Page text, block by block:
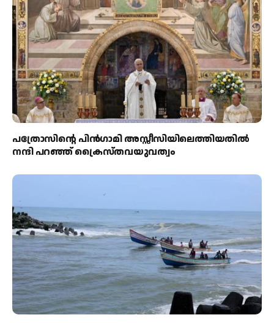
പത്രോസിന്റെ പിൻഗാമി അസ്സീസിയിലെത്തിയതിൽ
നന്ദി പറഞ്ഞ് ക്രൈസ്തവയുവത്വം